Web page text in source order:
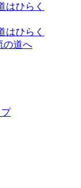
はひらく
はひらく
の道へ